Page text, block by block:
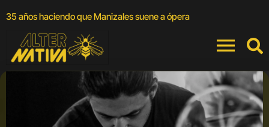
35 años haciendo que Manizales suene a ópera